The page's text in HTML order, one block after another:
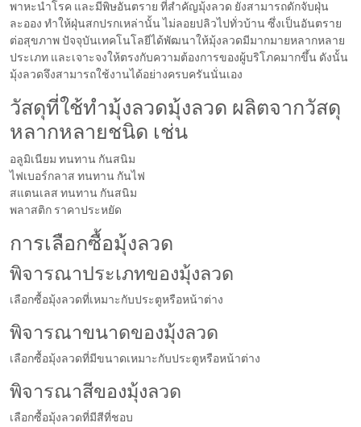
พาหะนำโรค และมีพิษอันตราย ที่สำคัญมุ้งลวด ยังสามารถดักจับฝุ่น
ละออง ทำให้ฝุ่นสกปรกเหล่านั้น ไม่ลอยปลิวไปทั่วบ้าน ซึ่งเป็นอันตราย
ต่อสุขภาพ ปัจจุบันเทคโนโลยีได้พัฒนาให้มุ้งลวดมีมากมายหลากหลาย
ประเภท และเจาะจงให้ตรงกับความต้องการของผู้บริโภคมากขึ้น ดังนั้น
มุ้งลวดจึงสามารถใช้งานได้อย่างครบครันนั่นเอง
วัสดุที่ใช้ทำมุ้งลวดมุ้งลวด ผลิตจากวัสดุ
หลากหลายชนิด เช่น
อลูมิเนียม ทนทาน กันสนิม
ไฟเบอร์กลาส ทนทาน กันไฟ
สแตนเลส ทนทาน กันสนิม
พลาสติก ราคาประหยัด
การเลือกซื้อมุ้งลวด
พิจารณาประเภทของมุ้งลวด
เลือกซื้อมุ้งลวดที่เหมาะกับประตูหรือหน้าต่าง
พิจารณาขนาดของมุ้งลวด
เลือกซื้อมุ้งลวดที่มีขนาดเหมาะกับประตูหรือหน้าต่าง
พิจารณาสีของมุ้งลวด
เลือกซื้อมุ้งลวดที่มีสีที่ชอบ